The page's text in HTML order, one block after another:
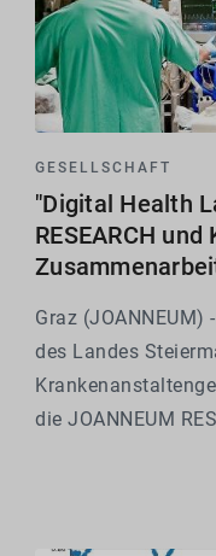
GESELLSCHAFT
"Digital Health
RESEARCH
Graz
des Landes
die JOANNEUM